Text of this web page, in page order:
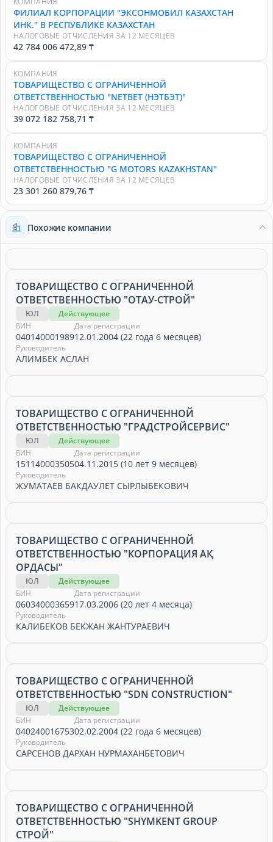
ФИЛИАЛ КОРПОРАЦИИ "ЭКСОНМОБИЛ КАЗАХСТАН
ИНК." В РЕСПУБЛИКЕ КАЗАХСТАН
НАЛОГОВЫЕ ОТЧИСЛЕНИЯ ЗА 12 МЕСЯЦЕВ
42 784 006 472,89 ₸
КОМПАНИЯ
ТОВАРИЩЕСТВО С ОГРАНИЧЕННОЙ
ОТВЕТСТВЕННОСТЬЮ "NETBET (НЭТБЭТ)"
НАЛОГОВЫЕ ОТЧИСЛЕНИЯ ЗА 12 МЕСЯЦЕВ
39 072 182 758,71 ₸
КОМПАНИЯ
ТОВАРИЩЕСТВО С ОГРАНИЧЕННОЙ
ОТВЕТСТВЕННОСТЬЮ "G MOTORS KAZAKHSTAN"
НАЛОГОВЫЕ ОТЧИСЛЕНИЯ ЗА 12 МЕСЯЦЕВ
23 301 260 879,76 ₸
Похожие компании
ТОВАРИЩЕСТВО С ОГРАНИЧЕННОЙ
ОТВЕТСТВЕННОСТЬЮ "ОТАУ-СТРОЙ"
ЮЛ
Действующее
БИН
040140001989
Дата регистрации
12.01.2004 (22 года 6 месяцев)
Руководитель
АЛИМБЕК АСЛАН
ТОВАРИЩЕСТВО С ОГРАНИЧЕННОЙ
ОТВЕТСТВЕННОСТЬЮ "ГРАДСТРОЙСЕРВИС"
ЮЛ
Действующее
БИН
151140003505
Дата регистрации
04.11.2015 (10 лет 9 месяцев)
Руководитель
ЖУМАТАЕВ БАКДАУЛЕТ СЫРЛЫБЕКОВИЧ
ТОВАРИЩЕСТВО С ОГРАНИЧЕННОЙ
ОТВЕТСТВЕННОСТЬЮ "КОРПОРАЦИЯ АҚ
ОРДАСЫ"
ЮЛ
Действующее
БИН
060340003659
Дата регистрации
17.03.2006 (20 лет 4 месяца)
Руководитель
КАЛИБЕКОВ БЕКЖАН ЖАНТУРАЕВИЧ
ТОВАРИЩЕСТВО С ОГРАНИЧЕННОЙ
ОТВЕТСТВЕННОСТЬЮ "SDN CONSTRUCTION"
ЮЛ
Действующее
БИН
040240016753
Дата регистрации
02.02.2004 (22 года 6 месяцев)
Руководитель
САРСЕНОВ ДАРХАН НУРМАХАНБЕТОВИЧ
ТОВАРИЩЕСТВО С ОГРАНИЧЕННОЙ
ОТВЕТСТВЕННОСТЬЮ "SHYMKENT GROUP
СТРОЙ"